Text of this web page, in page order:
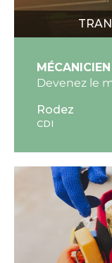
Devenez le
Rodez
CDI